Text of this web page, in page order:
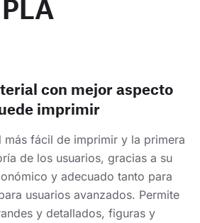
con mejor aspecto
imprimir
más fácil de imprimir y la primera
de los usuarios, gracias a su
y adecuado tanto para
usuarios avanzados. Permite
y detallados, figuras y